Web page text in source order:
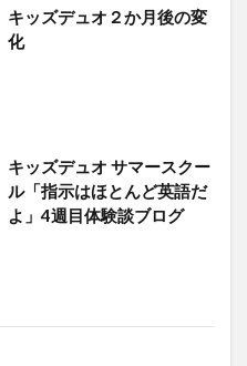
キッズデュオ２か月後の変
化
キッズデュオ サマースクー
ル「指示はほとんど英語だ
よ」4週目体験談ブログ